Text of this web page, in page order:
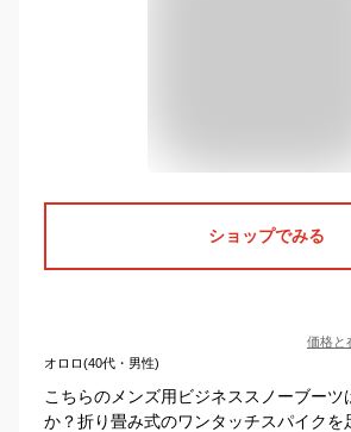
ショップでみる
価格と
オロロ(40代・男性)
こちらのメンズ用ビジネススノーブーツ
か？折り畳み式のワンタッチスパイクを